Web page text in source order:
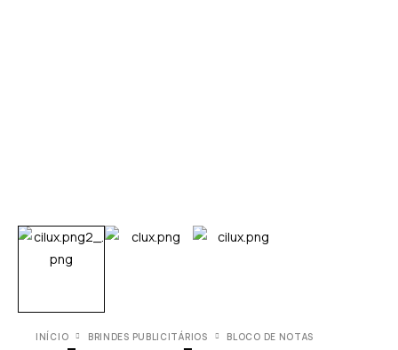
INÍCIO BRINDES PUBLICITÁRIOS BLOCO DE NOTAS